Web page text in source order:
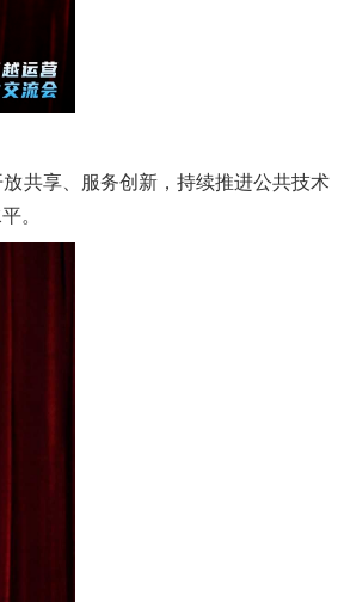
共享、服务创新，持续推进公共技术
。